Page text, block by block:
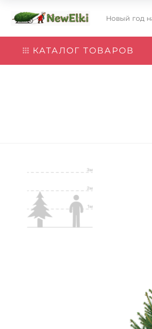
Новый год
КАТАЛОГ ТОВАРОВ